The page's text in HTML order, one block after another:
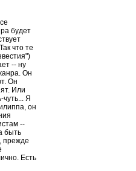
будет
что те
-- ну
Он
Он
Или
Я
он
--
быть
прежде
Есть